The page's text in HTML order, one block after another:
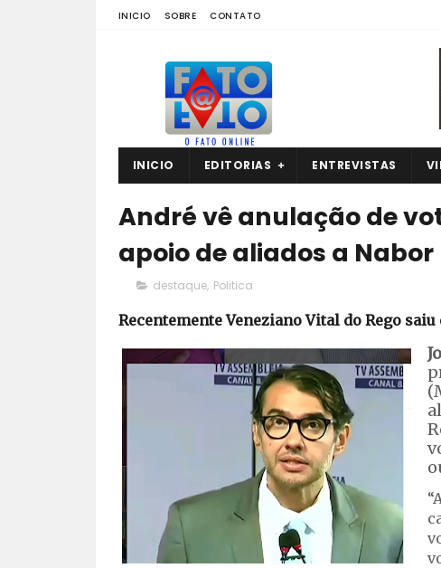
INICIO SOBRE CONTATO
INICIO EDITORIAS ENTREVISTAS
André vê anulação de
apoio de aliados a Nabor
destaque, Politica
Recentemente Veneziano Vital do Rego